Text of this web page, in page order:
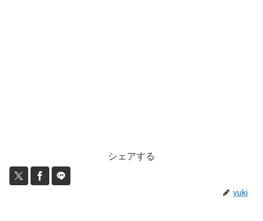
シェアする
yuki